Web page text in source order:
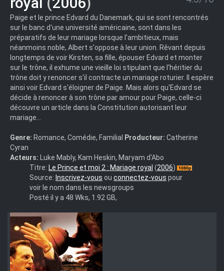
Paige et le prince Edvard du Danemark, qui se sont rencontrés
sur le banc d'une université américaine, sont dans les
préparatifs de leur mariage lorsque l'ambitieux, mais
néanmoins noble, Albert s'oppose à leur union. Rêvant depuis
longtemps de voir Kirsten, sa fille, épouser Edvard et monter
sur le trône, il exhume une vieille loi stipulant que l'héritier du
trône doit y renoncer s'il contracte un mariage roturier. Il espère
ainsi voir Edvard s'éloigner de Paige. Mais alors qu'Edvard se
décide à renoncer à son trône par amour pour Paige, celle-ci
découvre un article dans la Constitution autorisant leur
mariage...
Genre: Romance, Comédie, Familial Producteur: Catherine
Cyran
Acteurs: Luke Mably, Kam Heskin, Maryam d'Abo
iVy.mkv
Titre: Le Prince et moi 2 : Mariage royal (2006)
Source: Inscrivez-vous ou connectez-vous pour
voir le nom dans les newsgroups
Posté il y a 48 Wks, 1.92 GB,